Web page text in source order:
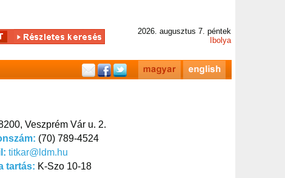
2026. augusztus 7. péntek
Ibolya
Veszprém Vár u. 2.
(70) 789-4524
titkar@ldm.hu
tartás: K-Szo 10-18